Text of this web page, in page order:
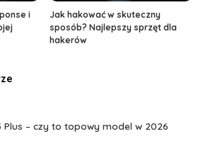
i
Jak hakować w skuteczny
sposób? Najlepszy sprzęt dla
hakerów
Plus – czy to topowy model w 2026